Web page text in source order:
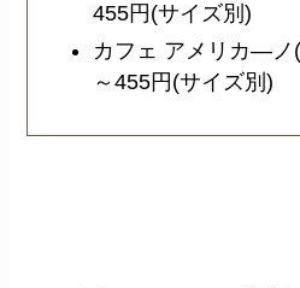
455円(サイズ別)
カフェ アメリカ―
～455円(サイズ別)